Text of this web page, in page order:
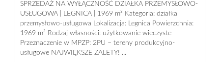
SPRZEDAŻ NA WYŁĄCZNOŚĆ DZIAŁKA PRZEMYSŁOWO-
USŁUGOWA | LEGNICA | 1969 m² Kategoria: działka
przemysłowo-usługowa Lokalizacja: Legnica Powierzchnia:
1969 m² Rodzaj własności: użytkowanie wieczyste
Przeznaczenie w MPZP: 2PU – tereny produkcyjno-
usługowe NAJWIĘKSZE ZALETY! ...